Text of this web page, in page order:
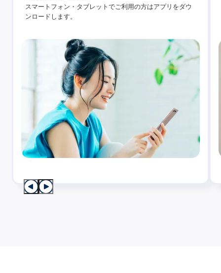
スマートフォン・タブレットでご利用の方はアプリをダウ
ンロードします。